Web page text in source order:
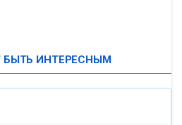
БЫТЬ ИНТЕРЕСНЫМ